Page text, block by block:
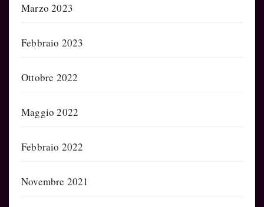
Marzo 2023
Febbraio 2023
Ottobre 2022
Maggio 2022
Febbraio 2022
Novembre 2021